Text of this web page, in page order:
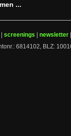
...
screenings newsletter
6814102, BLZ: